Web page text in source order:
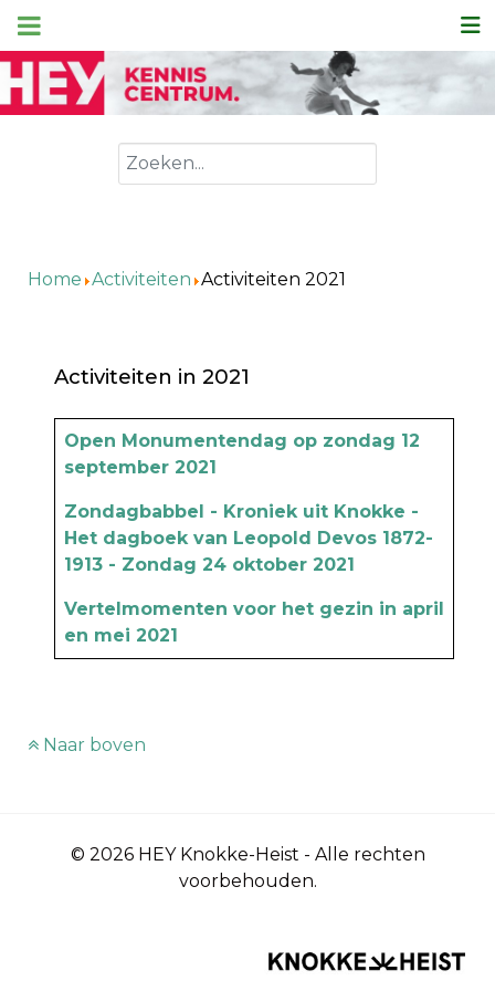
Zoeken
Home Activiteiten Activiteiten 2021
Activiteiten in 2021
Artikels
Titel
Open Monumentendag op zondag 12
september 2021
Zondagbabbel - Kroniek uit Knokke -
Het dagboek van Leopold Devos 1872-
1913 - Zondag 24 oktober 2021
Vertelmomenten voor het gezin in april
en mei 2021
Naar boven
© 2026 HEY Knokke-Heist - Alle rechten
voorbehouden.